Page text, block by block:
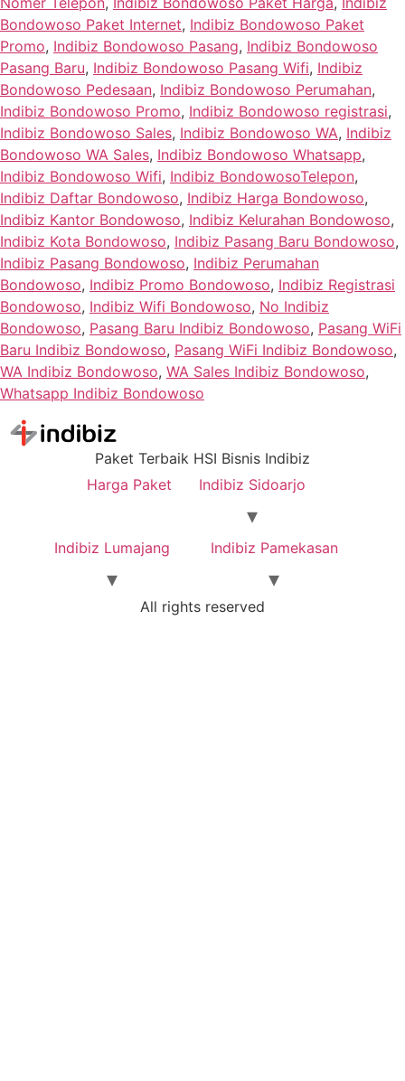
Bondowoso Paket Internet, Indibiz Bondowoso Paket
Promo, Indibiz Bondowoso Pasang, Indibiz Bondowoso
Pasang Baru, Indibiz Bondowoso Pasang Wifi, Indibiz
Bondowoso Pedesaan, Indibiz Bondowoso Perumahan,
Indibiz Bondowoso Promo, Indibiz Bondowoso registrasi,
Indibiz Bondowoso Sales, Indibiz Bondowoso WA, Indibiz
Bondowoso WA Sales, Indibiz Bondowoso Whatsapp,
Indibiz Bondowoso Wifi, Indibiz BondowosoTelepon,
Indibiz Daftar Bondowoso, Indibiz Harga Bondowoso,
Indibiz Kantor Bondowoso, Indibiz Kelurahan Bondowoso,
Indibiz Kota Bondowoso, Indibiz Pasang Baru Bondowoso,
Indibiz Pasang Bondowoso, Indibiz Perumahan
Bondowoso, Indibiz Promo Bondowoso, Indibiz Registrasi
Bondowoso, Indibiz Wifi Bondowoso, No Indibiz
Bondowoso, Pasang Baru Indibiz Bondowoso, Pasang WiFi
Baru Indibiz Bondowoso, Pasang WiFi Indibiz Bondowoso,
WA Indibiz Bondowoso, WA Sales Indibiz Bondowoso,
Whatsapp Indibiz Bondowoso
Paket Terbaik HSI Bisnis Indibiz
Harga Paket
Indibiz Sidoarjo
Indibiz Lumajang Indibiz Pamekasan
All rights reserved